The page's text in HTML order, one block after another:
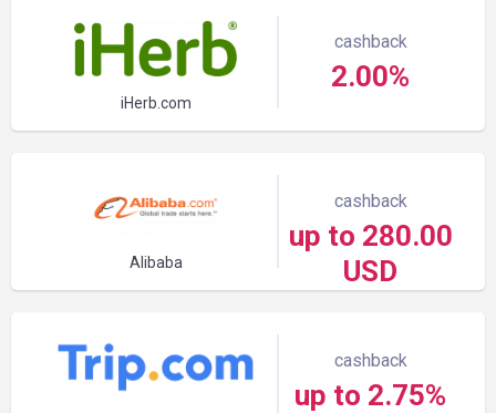
iHerb.com
cashback
2.00%
Alibaba
cashback
up to 280.00
USD
cashback
up to 2.75%